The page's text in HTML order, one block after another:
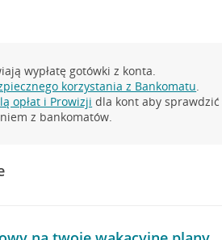
wypłatę gotówki z konta.
korzystania z Bankomatu.
opłat i Prowizji dla kont aby sprawdzić
z bankomatów.